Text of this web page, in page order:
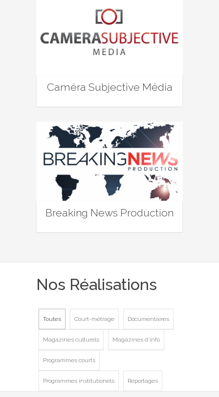
Caméra Subjective Média
Breaking News Production
Nos Réalisations
Toutes Court-métrage Documentaires
Magazines culturels Magazines d'info
Programmes courts
Programmes institutionels Reportages